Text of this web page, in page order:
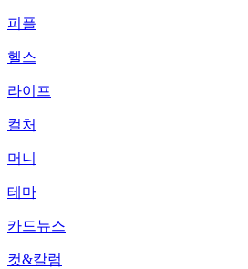
피플
헬스
라이프
컬처
머니
테마
카드뉴스
컷&칼럼